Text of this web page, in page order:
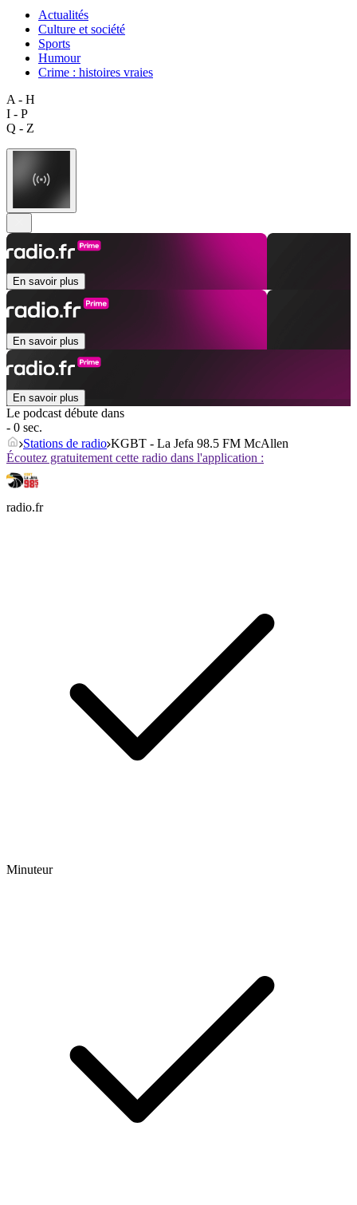
Actualités
Culture et société
Sports
Humour
Crime : histoires vraies
A - H
I - P
Q - Z
En savoir plus
En savoir plus
En savoir plus
Le podcast débute dans
- 0 sec.
Stations de radio KGBT - La Jefa 98.5 FM McAllen
Écoutez gratuitement cette radio dans l'application :
radio.fr
Minuteur